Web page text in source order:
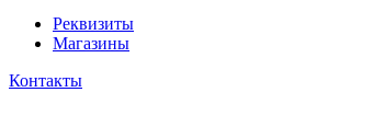
Реквизиты
Магазины
Контакты